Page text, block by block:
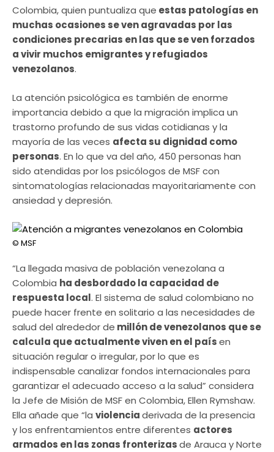
Colombia, quien puntualiza que estas patologías en
muchas ocasiones se ven agravadas por las
condiciones precarias en las que se ven forzados
a vivir muchos emigrantes y refugiados
venezolanos.
La atención psicológica es también de enorme
importancia debido a que la migración implica un
trastorno profundo de sus vidas cotidianas y la
mayoría de las veces afecta su dignidad como
personas. En lo que va del año, 450 personas han
sido atendidas por los psicólogos de MSF con
sintomatologías relacionadas mayoritariamente con
ansiedad y depresión.
© MSF
“La llegada masiva de población venezolana a
Colombia ha desbordado la capacidad de
respuesta local. El sistema de salud colombiano no
puede hacer frente en solitario a las necesidades de
salud del alrededor de millón de venezolanos que se
calcula que actualmente viven en el paísen
situación regular o irregular, por lo que es
indispensable canalizar fondos internacionales para
garantizar el adecuado acceso a la salud” considera
la Jefe de Misión de MSF en Colombia, Ellen Rymshaw.
Ella añade que “la violenciaderivada de la presencia
y los enfrentamientos entre diferentes actores
armados en las zonas fronterizasde Arauca y Norte